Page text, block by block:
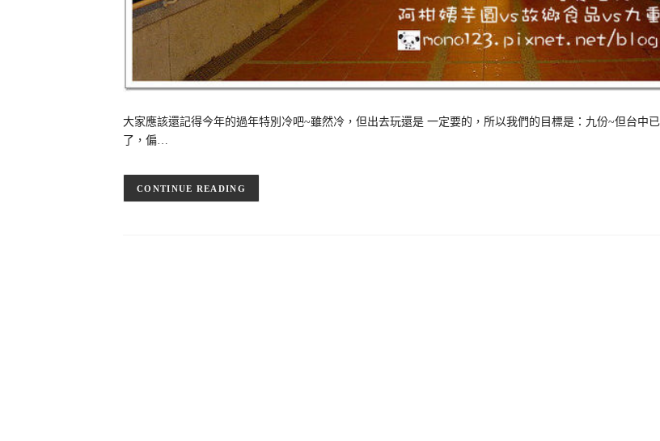
大家應該還記得今年的過年特別冷吧~雖然冷，但出去玩還是 一定要的，所以我們的目標是：九份~但台中
了，偏…
CONTINUE READING